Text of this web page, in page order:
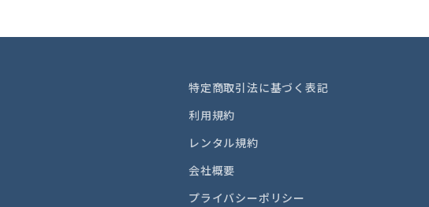
特定商取引法に基づく表記
利用規約
レンタル規約
会社概要
プライバシーポリシー